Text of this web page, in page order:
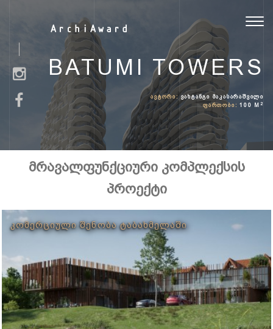
ArchiAward
BATUMI TOWERS
ᲐᲕᲢᲝᲠᲘ:ᲕᲐᲮᲢᲐᲜᲒᲘ ᲛᲐᲙᲐᲡᲐᲠᲐᲨᲕᲘᲚᲘ
ᲤᲐᲠᲗᲝᲑᲘ: 100 M2
მრავალფუნქციური კომპლექსის
პროექტი
ᲙᲝᲛᲔᲠᲪᲘᲣᲚᲘ ᲨᲔᲜᲝᲑᲐ ᲢᲐᲑᲐᲮᲛᲔᲚᲐᲨᲘ